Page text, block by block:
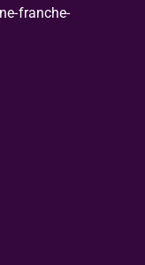
franche-